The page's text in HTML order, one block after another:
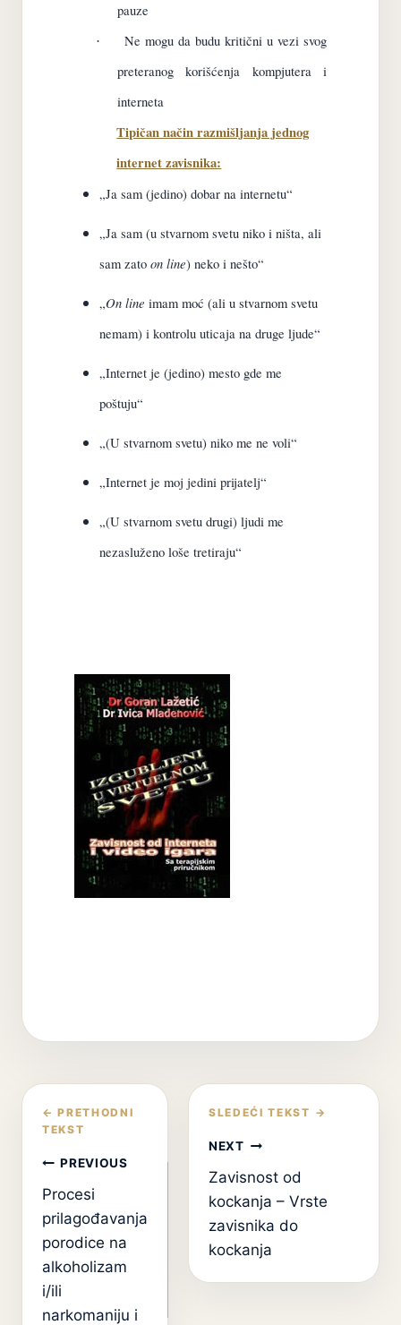
pauze
·
Ne mogu da budu kritični u vezi svog
preteranog korišćenja kompjutera i
interneta
Tipičan način razmišljanja jednog
internet zavisnika:
„Ja sam (jedino) dobar na internetu“
„Ja sam (u stvarnom svetu niko i ništa, ali
sam zato on line) neko i nešto“
„On line imam moć (ali u stvarnom svetu
nemam) i kontrolu uticaja na druge ljude“
„Internet je (jedino) mesto gde me
poštuju“
„(U stvarnom svetu) niko me ne voli“
„Internet je moj jedini prijatelj“
„(U stvarnom svetu drugi) ljudi me
nezasluženo loše tretiraju“
Кретање
чланка
PREVIOUS
Procesi
prilagođavanja
porodice na
alkoholizam
i/ili
narkomaniju i
NEXT
Zavisnost od
kockanja – Vrste
zavisnika do
kockanja